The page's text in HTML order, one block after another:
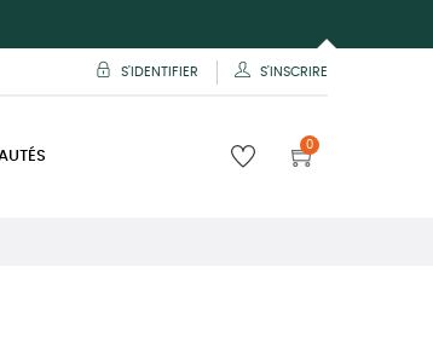
S'IDENTIFIER S'INSCRIRE
0